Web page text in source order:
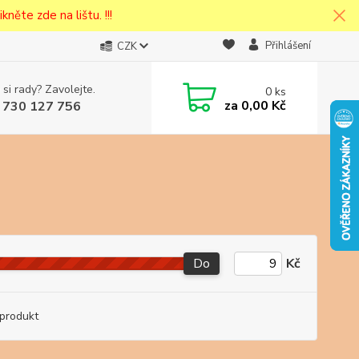
zde na lištu. !!!
CZK Přihlášení
rady? Zavolejte.
127 756
0ks
za 0,00 Kč
Do Kč
v